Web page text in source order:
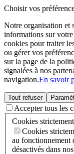
Choisir vos
Notre organisation et
informations sur
cookies pour traiter
ou gérer vos
sur la page de la
signalées à nos
navigation.En savoir
Tout refuser
Accepter tous les
Cookies
Cookies
au fonctionnement
désactivés dans